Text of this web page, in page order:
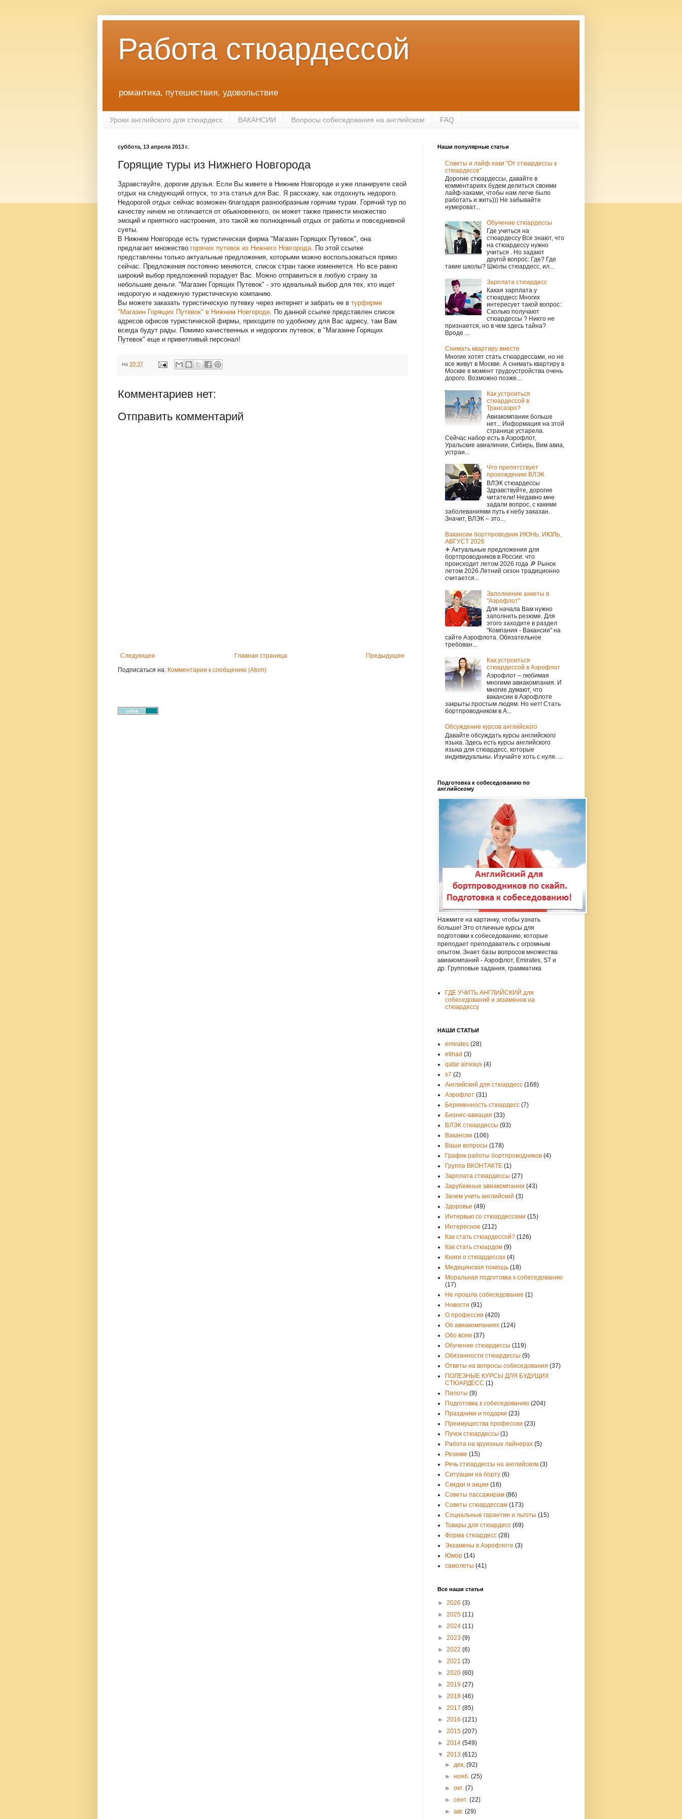
Работа стюардессой
романтика, путешествия, удовольствие
Уроки английского для стюардесс ВАКАНСИИ Вопросы собеседования на английском FAQ
суббота, 13 апреля 2013 г.
Горящие туры из Нижнего Новгорода
Здравствуйте, дорогие друзья. Если Вы живете в Нижнем Новгороде и уже планируете свой
отдых на следующий отпуск, то эта статья для Вас. Я расскажу, как отдохнуть недорого.
Недорогой отдых сейчас возможен благодаря разнообразным горячим турам. Горячий тур по
качеству ничем не отличается от обыкновенного, он может также принести множество
эмоций и приятного настроения, это такой же полноценный отдых от работы и повседневной
суеты.
В Нижнем Новгороде есть туристическая фирма "Магазин Горящих Путевок", она
предлагает множество горячих путевок из Нижнего Новгорода . По этой ссылке
представлены только актуальные предложения, которыми можно воспользоваться прямо
сейчас. Предложения постоянно меняются, список стран также изменяется. Но все равно
широкий выбор предложений порадует Вас. Можно отправиться в любую страну за
небольшие деньги. "Магазин Горящих Путевок" - это идеальный выбор для тех, кто ищет
недорогую и надежную туристическую компанию.
Вы можете заказать туристическую путевку через интернет и забрать ее в турфирме
"Магазин Горящих Путевок" в Нижнем Новгороде . По данной ссылке представлен список
адресов офисов туристической фирмы, приходите по удобному для Вас адресу, там Вам
всегда будут рады. Помимо качественных и недорогих путевок, в "Магазине Горящих
Путевок" еще и приветливый персонал!
на 20:37
Комментариев нет:
Отправить комментарий
Следующее Предыдущее
Главная страница
Подписаться на: Комментарии к сообщению (Atom)
Наши популярные статьи
Советы и лайф-хаки "От стюардессы к
стюардессе"
Дорогие стюардессы, давайте в
комментариях будем делиться своими
лайф-хаками, чтобы нам легче было
работать и жить))) Не забывайте
нумероват...
Обучение стюардессы
Где учиться на
стюардессу Все знают, что
на стюардессу нужно
учиться . Но задают
другой вопрос: Где? Где
такие школы? Школы стюардесс, ил...
Зарплата стюардесс
Какая зарплата у
стюардесс Многих
интересует такой вопрос:
Сколько получают
стюардессы ? Никто не
признается, но в чем здесь тайна?
Вроде ...
Снимать квартиру вместе
Многие хотят стать стюардессами, но не
все живут в Москве. А снимать квартиру в
Москве в момент трудоустройства очень
дорого. Возможно позже...
Как устроиться
стюардессой в
Трансаэро?
Авиакомпании больше
нет... Информация на этой
странице устарела.
Сейчас набор есть в Аэрофлот,
Уральские авиалинии, Сибирь, Вим авиа,
устраи...
Что препятствует
прохождению ВЛЭК
ВЛЭК стюардессы
Здравствуйте, дорогие
читатели! Недавно мне
задали вопрос, с какими
заболеваниями путь к небу заказан.
Значит, ВЛЭК – это...
Вакансии бортпроводник ИЮНЬ, ИЮЛЬ,
АВГУСТ 2026
✈ Актуальные предложения для
бортпроводников в России: что
происходит летом 2026 года 🔎 Рынок
летом 2026 Летний сезон традиционно
считается...
Заполнение анкеты в
"Аэрофлот"
Для начала Вам нужно
заполнить резюме. Для
этого заходите в раздел
"Компания - Вакансии" на
сайте Аэрофлота. Обязательное
требован...
Как устроиться
стюардессой в Аэрофлот
Аэрофлот – любимая
многими авиакомпания. И
многие думают, что
вакансии в Аэрофлоте
закрыты простым людям. Но нет! Стать
бортпроводником в А...
Обсуждение курсов английского
Давайте обсуждать курсы английского
языка. Здесь есть курсы английского
языка для стюардесс, которые
индивидуальны. Изучайте хоть с нуля. ...
Подготовка к собеседованию по
английскому
Нажмите на картинку, чтобы узнать
больше! Это отличные курсы для
подготовки к собеседованию, которые
преподает преподаватель с огромным
опытом. Знает базы вопросов множества
авиакомпаний - Аэрофлот, Emirates, S7 и
др. Групповые задания, грамматика
ГДЕ УЧИТЬ АНГЛИЙСКИЙ для
собеседований и экзаменов на
стюардессу
НАШИ СТАТЬИ
emirates (28)
etihad (3)
qatar airways (4)
s7 (2)
Английский для стюардесс (168)
Аэрофлот (31)
Беременность стюардесс (7)
Бизнес-авиация (33)
ВЛЭК стюардессы (93)
Вакансии (106)
Ваши вопросы (178)
График работы бортпроводников (4)
Группа ВКОНТАКТЕ (1)
Зарплата стюардессы (27)
Зарубежные авиакомпании (43)
Зачем учить английский (3)
Здоровье (49)
Интервью со стюардессами (15)
Интересное (212)
Как стать стюардессой? (126)
Как стать стюардом (9)
Книги о стюардессах (4)
Медицинская помощь (18)
Моральная подготовка к собеседованию
(17)
Не прошла собеседование (1)
Новости (91)
О профессии (420)
Об авиакомпаниях (124)
Обо всем (37)
Обучение стюардессы (119)
Обязанности стюардессы (9)
Ответы на вопросы собеседования (37)
ПОЛЕЗНЫЕ КУРСЫ ДЛЯ БУДУЩИХ
СТЮАРДЕСС (1)
Пилоты (9)
Подготовка к собеседованию (204)
Праздники и подарки (23)
Преимущества профессии (23)
Пучок стюардессы (1)
Работа на круизных лайнерах (5)
Резюме (15)
Речь стюардессы на английском (3)
Ситуации на борту (6)
Скидки и акции (16)
Советы пассажирам (86)
Советы стюардессам (173)
Социальные гарантии и льготы (15)
Товары для стюардесс (69)
Форма стюардесс (28)
Экзамены в Аэрофлоте (3)
Юмор (14)
самолеты (41)
Все наши статьи
► 2026 (3)
► 2025 (11)
► 2024 (11)
► 2023 (9)
► 2022 (6)
► 2021 (3)
► 2020 (60)
► 2019 (27)
► 2018 (46)
► 2017 (85)
► 2016 (121)
► 2015 (207)
► 2014 (549)
▼ 2013 (612)
►дек.(92)
►нояб.(25)
►окт.(7)
►сент.(22)
►авг.(29)